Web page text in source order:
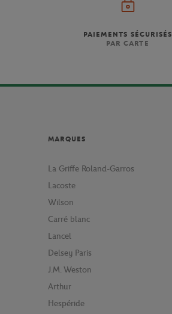
PAIEMENTS SÉCURISÉS
PAR CARTE
MARQUES
La Griffe Roland-Garros
Lacoste
Wilson
Carré blanc
Lancel
Delsey Paris
J.M. Weston
Arthur
Hespéride